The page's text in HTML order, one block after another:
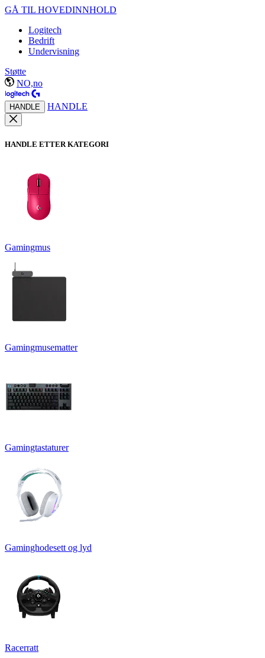
GÅ TIL HOVEDINNHOLD
Logitech
Bedrift
Undervisning
Støtte
NO,no
HANDLE HANDLE
HANDLE ETTER KATEGORI
Gamingmus
Gamingmusematter
Gamingtastaturer
Gaminghodesett og lyd
Racerratt